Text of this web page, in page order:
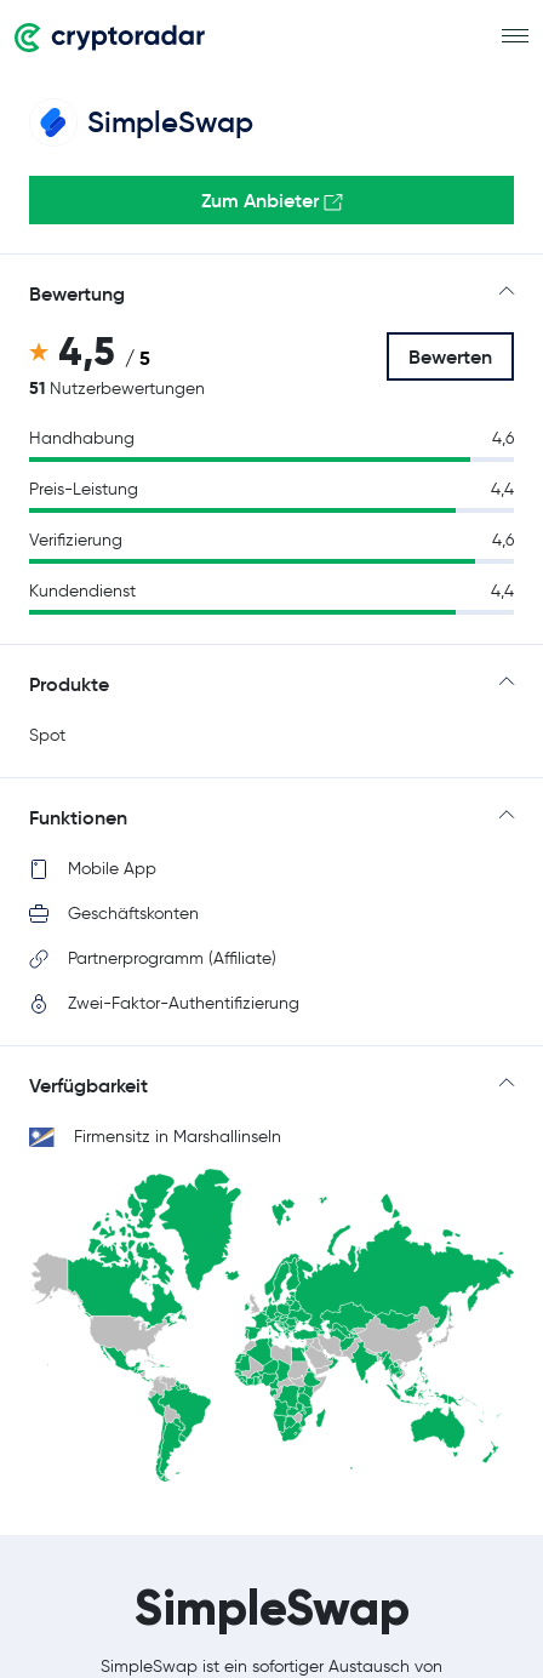
SimpleSwap
Zum Anbieter
Bewertung
4,5 / 5
51 Nutzerbewertungen
Bewerten
Handhabung 4,6
Preis-Leistung 4,4
Verifizierung 4,6
Kundendienst 4,4
Produkte
Spot
Funktionen
Mobile App
Geschäftskonten
Partnerprogramm (Affiliate)
Zwei-Faktor-Authentifizierung
Verfügbarkeit
Firmensitz in Marshallinseln
SimpleSwap
SimpleSwap ist ein sofortiger Austausch von